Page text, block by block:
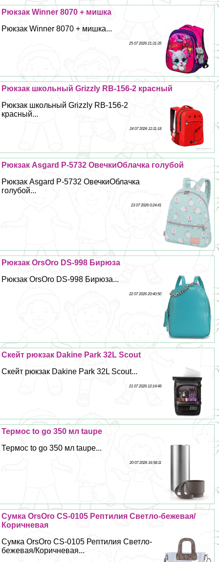
Рюкзак Winner 8070 + мишка
Рюкзак Winner 8070 + мишка...
25 07 2026 21:31:35
Рюкзак школьный Grizzly RB-156-2 красный
Рюкзак школьный Grizzly RB-156-2
красный...
24 07 2026 12:11:18
Рюкзак Asgard Р-5732 ОвечкиОблачка гoлyбой
Рюкзак Asgard Р-5732 ОвечкиОблачка
гoлyбой...
23 07 2026 0:24:41
Рюкзак OrsOro DS-998 Бирюза
Рюкзак OrsOro DS-998 Бирюза...
22 07 2026 20:40:50
Скейт рюкзак Dakine Park 32L Scout
Скейт рюкзак Dakine Park 32L Scout...
21 07 2026 12:14:48
Термос to go 350 мл taupe
Термос to go 350 мл taupe...
20 07 2026 16:58:11
Сумка OrsOro CS-0105 Рептилия Светло-бежевая/
Коричневая
Сумка OrsOro CS-0105 Рептилия Светло-
бежевая/Коричневая...